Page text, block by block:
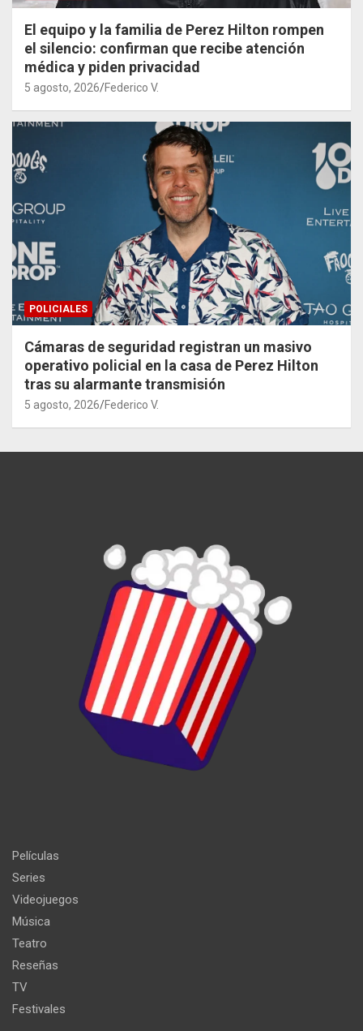
El equipo y la familia de Perez Hilton rompen
el silencio: confirman que recibe atención
médica y piden privacidad
5 agosto, 2026 Federico V.
POLICIALES
Cámaras de seguridad registran un masivo
operativo policial en la casa de Perez Hilton
tras su alarmante transmisión
5 agosto, 2026 Federico V.
Películas
Series
Videojuegos
Música
Teatro
Reseñas
TV
Festivales